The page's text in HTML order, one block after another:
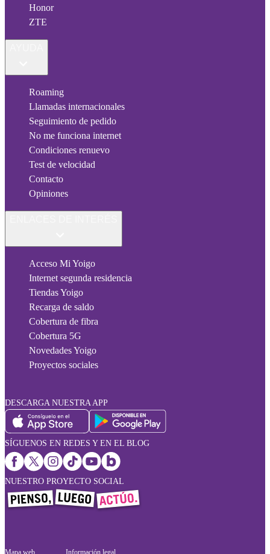
Honor
ZTE
Roaming
Llamadas internacionales
Seguimiento de pedido
No me funciona internet
Condiciones renuevo
Test de velocidad
Contacto
Opiniones
Acceso Mi Yoigo
Internet segunda residencia
Tiendas Yoigo
Recarga de saldo
Cobertura de fibra
Cobertura 5G
Novedades Yoigo
Proyectos sociales
DESCARGA NUESTRA APP
SÍGUENOS EN REDES Y EN EL BLOG
NUESTRO PROYECTO SOCIAL